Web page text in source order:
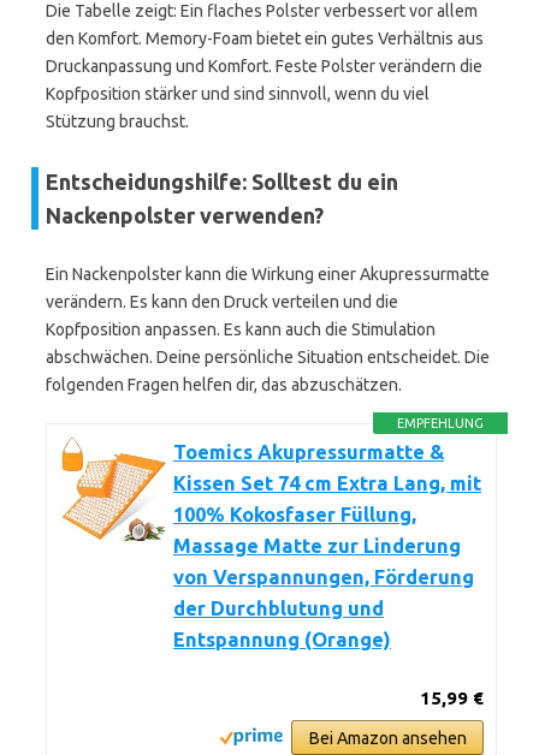
Die Tabelle zeigt: Ein flaches Polster verbessert vor allem
den Komfort. Memory-Foam bietet ein gutes Verhältnis aus
Druckanpassung und Komfort. Feste Polster verändern die
Kopfposition stärker und sind sinnvoll, wenn du viel
Stützung brauchst.
Entscheidungshilfe: Solltest du ein
Nackenpolster verwenden?
Ein Nackenpolster kann die Wirkung einer Akupressurmatte
verändern. Es kann den Druck verteilen und die
Kopfposition anpassen. Es kann auch die Stimulation
abschwächen. Deine persönliche Situation entscheidet. Die
folgenden Fragen helfen dir, das abzuschätzen.
EMPFEHLUNG
Toemics Akupressurmatte &
Kissen Set 74 cm Extra Lang, mit
100% Kokosfaser Füllung,
Massage Matte zur Linderung
von Verspannungen, Förderung
der Durchblutung und
Entspannung (Orange)
15,99 €
Bei Amazon ansehen